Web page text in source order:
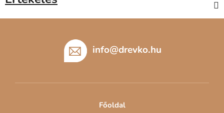
info@drevko.hu
Főoldal